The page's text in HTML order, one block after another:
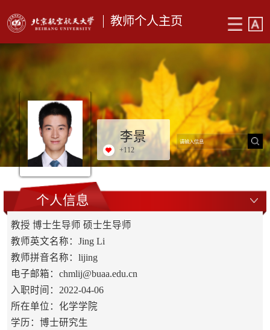
教师个人主页
李景
+112
个人信息
教授 博士生导师 硕士生导师
教师英文名称：Jing Li
教师拼音名称：lijing
电子邮箱： chmlij@buaa.edu.cn
入职时间：2022-04-06
所在单位：化学学院
学历：博士研究生